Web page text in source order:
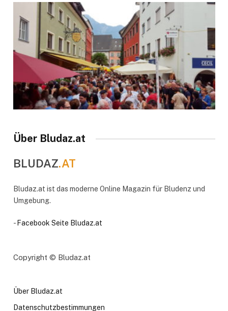
Über Bludaz.at
BLUDAZ.AT
Bludaz.at ist das moderne Online Magazin für Bludenz und
Umgebung.
- Facebook Seite Bludaz.at
Copyright © Bludaz.at
Über Bludaz.at
Datenschutzbestimmungen